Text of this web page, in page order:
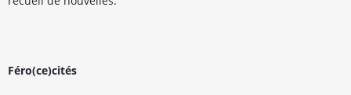
Féro(ce)cités